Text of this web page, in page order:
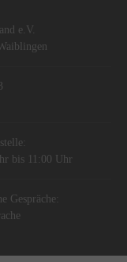
e.V.
bis 11:00 Uhr
Gespräche: